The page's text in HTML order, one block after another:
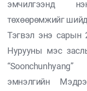
эмчилгээнд
төхөөрөмжийг
Тэгвэл энэ сарын
Нурууны мэс
эмнэлгийн